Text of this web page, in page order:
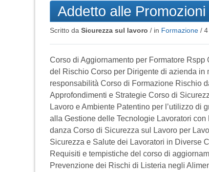
Addetto alle Promozioni
Scritto da Sicurezza sul lavoro / in Formazione /
Corso di Aggiornamento per Formatore
del Rischio Corso per Dirigente di azienda
responsabilità Corso di Formazione Rischio
Approfondimenti e Strategie Corso di
Lavoro e Ambiente Patentino per l’utilizzo di
alla Gestione delle Tecnologie Lavoratori
danza Corso di Sicurezza sul Lavoro per
Sicurezza e Salute dei Lavoratori in Diverse
Requisiti e tempistiche del corso di
Prevenzione dei Rischi di Listeria negli